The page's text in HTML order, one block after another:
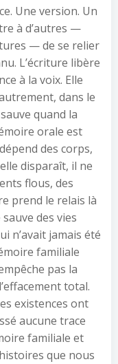
Une version. Un
à d’autres —
— de se relier
L’écriture libère
à la voix. Elle
dans le
quand la
orale est
des corps,
disparaît, il ne
flous, des
prend le relais là
des vies
n’avait jamais été
familiale
pas la
total.
existences ont
aucune trace
familiale et
que nous